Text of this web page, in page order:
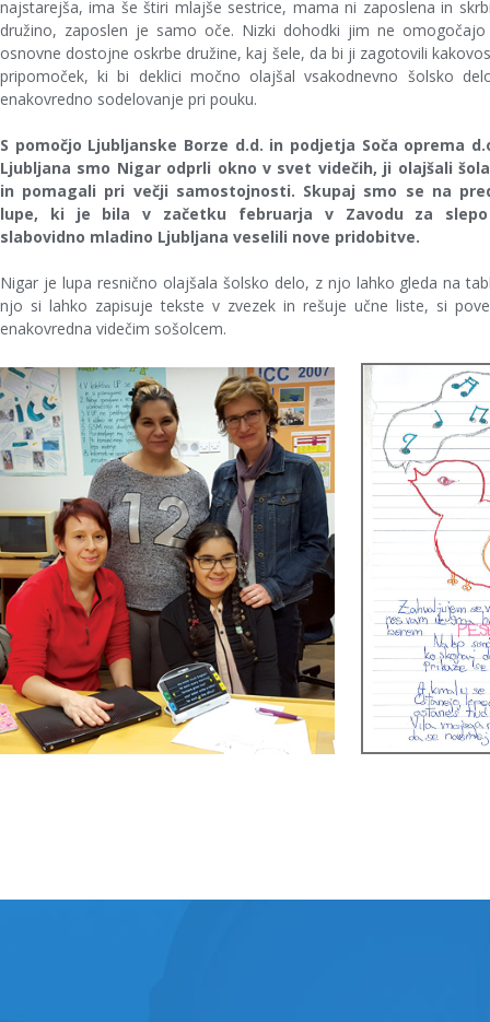
najstarejša, ima še štiri mlajše sestrice, mama ni zaposlena in
družino, zaposlen je samo oče. Nizki dohodki jim ne
osnovne dostojne oskrbe družine, kaj šele, da bi ji zagotovili
pripomoček, ki bi deklici močno olajšal vsakodnevno šolsko
enakovredno sodelovanje pri pouku.
S pomočjo Ljubljanske Borze d.d. in podjetja Soča oprema
Ljubljana smo Nigar odprli okno v svet videčih, ji olajšali
in pomagali pri večji samostojnosti. Skupaj smo se na
lupe, ki je bila v začetku februarja v Zavodu za
slabovidno mladino Ljubljana veselili nove pridobitve.
Nigar je lupa resnično olajšala šolsko delo, z njo lahko gleda na
njo si lahko zapisuje tekste v zvezek in rešuje učne liste, si
enakovredna videčim sošolcem.